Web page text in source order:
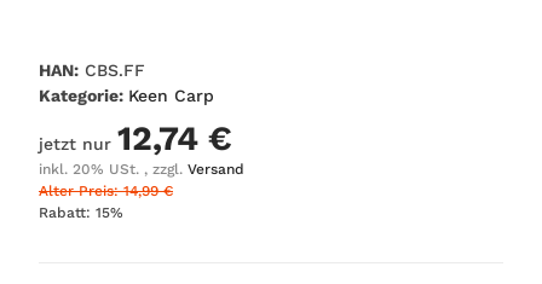
HAN: CBS.FF
Kategorie: Keen Carp
jetzt nur 12,74 €
inkl. 20% USt. , zzgl. Versand
Alter Preis: 14,99 €
Rabatt: 15%